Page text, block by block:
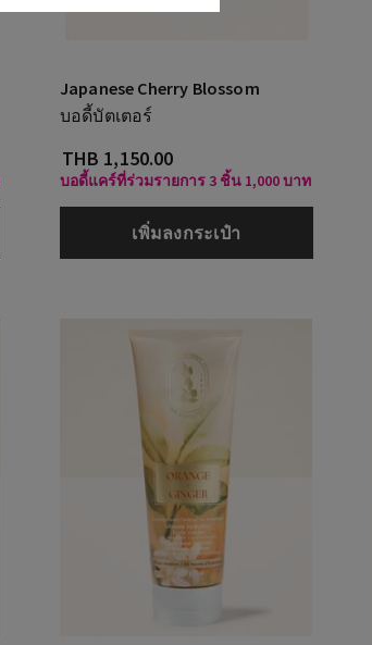
Japanese Cherry Blossom
บอดี้บัตเตอร์
THB 1,150.00
บอดี้แคร์ที่ร่วมรายการ 3 ชิ้น 1,000 บาท
เพิ่มลงกระเป๋า